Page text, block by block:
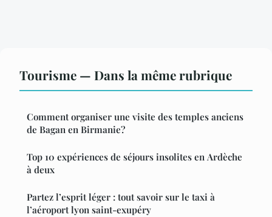
Tourisme — Dans la même rubrique
Comment organiser une visite des temples anciens
de Bagan en Birmanie?
Top 10 expériences de séjours insolites en Ardèche
à deux
Partez l’esprit léger : tout savoir sur le taxi à
l’aéroport lyon saint-exupéry